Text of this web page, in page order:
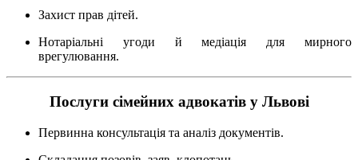
Захист прав дітей.
Нотаріальні угоди й медіація для мирного
врегулювання.
Послуги сімейних адвокатів у Львові
Первинна консультація та аналіз документів.